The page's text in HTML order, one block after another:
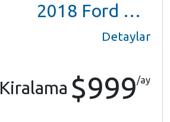
2018 Ford Mustang
Detaylar
Kiralama $999/ay